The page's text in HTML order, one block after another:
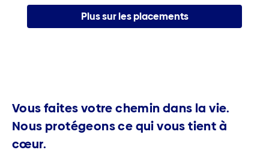
Plus sur les placements
Vous faites votre chemin dans la vie.
Nous protégeons ce qui vous tient à
cœur.